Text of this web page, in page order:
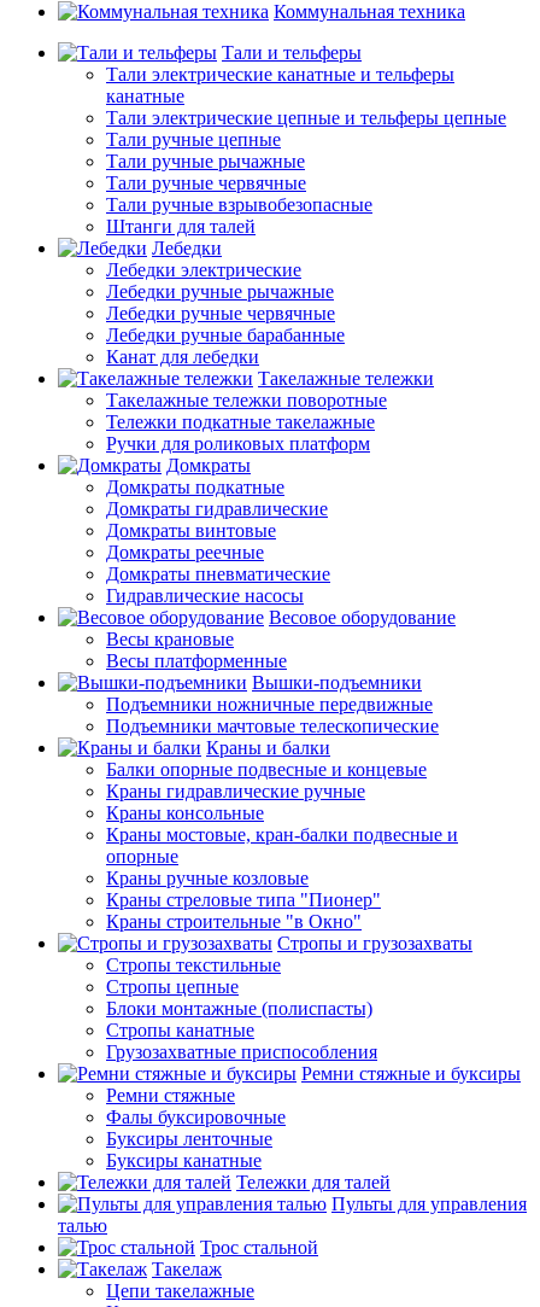
Коммунальная техника
Тали и тельферы
Тали электрические канатные и тельферы
канатные
Тали электрические цепные и тельферы цепные
Тали ручные цепные
Тали ручные рычажные
Тали ручные червячные
Тали ручные взрывобезопасные
Штанги для талей
Лебедки
Лебедки электрические
Лебедки ручные рычажные
Лебедки ручные червячные
Лебедки ручные барабанные
Канат для лебедки
Такелажные тележки
Такелажные тележки поворотные
Тележки подкатные такелажные
Ручки для роликовых платформ
Домкраты
Домкраты подкатные
Домкраты гидравлические
Домкраты винтовые
Домкраты реечные
Домкраты пневматические
Гидравлические насосы
Весовое оборудование
Весы крановые
Весы платформенные
Вышки-подъемники
Подъемники ножничные передвижные
Подъемники мачтовые телескопические
Краны и балки
Балки опорные подвесные и концевые
Краны гидравлические ручные
Краны консольные
Краны мостовые, кран-балки подвесные и
опорные
Краны ручные козловые
Краны стреловые типа "Пионер"
Краны строительные "в Окно"
Стропы и грузозахваты
Стропы текстильные
Стропы цепные
Блоки монтажные (полиспасты)
Стропы канатные
Грузозахватные приспособления
Ремни стяжные и буксиры
Ремни стяжные
Фалы буксировочные
Буксиры ленточные
Буксиры канатные
Тележки для талей
Пульты для управления
талью
Трос стальной
Такелаж
Цепи такелажные